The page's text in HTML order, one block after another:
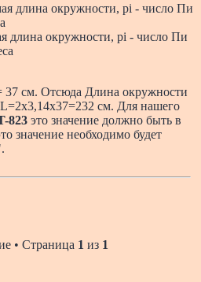
длина окружности, pi - число Пи
длина окружности, pi - число Пи
37 см. Отсюда Длина окружности
см. Для нашего
823 это значение должно быть в
значение необходимо будет
• Страница 1 из 1